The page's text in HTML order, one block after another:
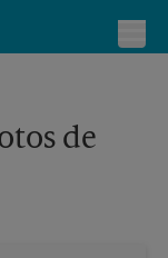
de